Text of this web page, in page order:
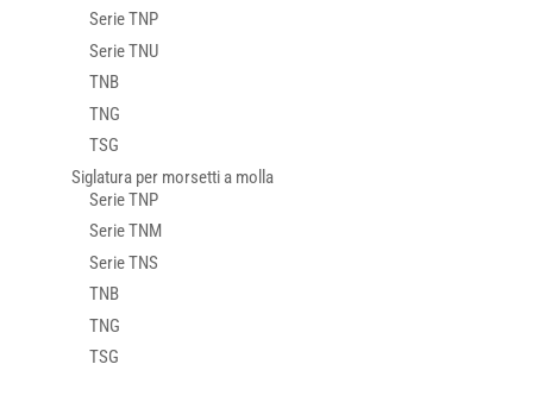
Serie TNP
Serie TNU
TNB
TNG
TSG
Siglatura per morsetti a molla
Serie TNP
Serie TNM
Serie TNS
TNB
TNG
TSG